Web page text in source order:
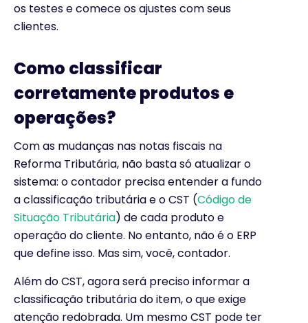
os testes e comece os ajustes com seus
clientes.
Como classificar
corretamente produtos e
operações?
Com as mudanças nas notas fiscais na
Reforma Tributária, não basta só atualizar o
sistema: o contador precisa entender a fundo
a classificação tributária e o CST (Código de
Situação Tributária) de cada produto e
operação do cliente. No entanto, não é o ERP
que define isso. Mas sim, você, contador.
Além do CST, agora será preciso informar a
classificação tributária do item, o que exige
atenção redobrada. Um mesmo CST pode ter